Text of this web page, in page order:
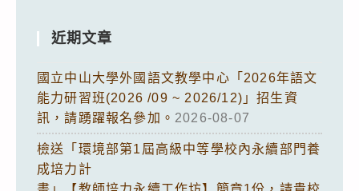
近期文章
國立中山大學外國語文教學中心「2026年語文
能力研習班(2026 /09 ~ 2026/12)」招生資
訊，請踴躍報名參加。 2026-08-07
檢送「環境部第1屆高級中等學校內永續部門養
成培力計